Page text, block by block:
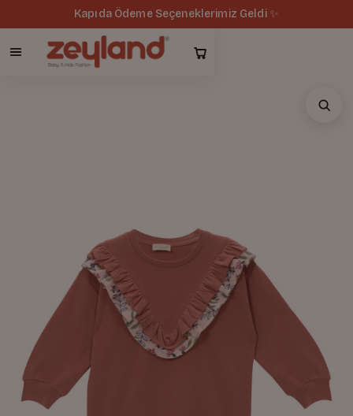
Kapıda Ödeme Seçeneklerimiz Geldi ✨